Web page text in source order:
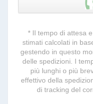
* Il tempo di attesa
stimati calcolati in
gestendo in questo
delle spedizioni. I
più lunghi o più
effettivo della
di tracking del